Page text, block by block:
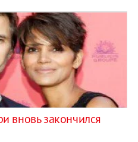
вновь закончился